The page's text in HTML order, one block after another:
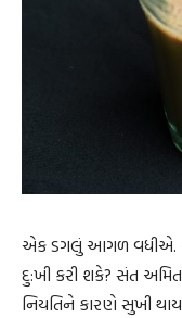
એક ડગલું આગળ વધીએ.
દુ:ખી કરી શકે? સંત
નિયતિને કારણે સુખી